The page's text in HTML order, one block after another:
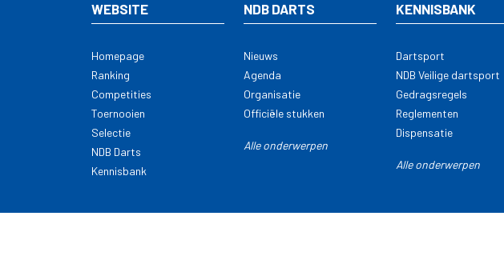
WEBSITE
Homepage
Ranking
Competities
Toernooien
Selectie
NDB Darts
Kennisbank
NDB DARTS
Nieuws
Agenda
Organisatie
Officiële stukken
Alle onderwerpen
KENNISBANK
Dartsport
NDB Veilige dartsport
Gedragsregels
Reglementen
Dispensatie
Alle onderwerpen